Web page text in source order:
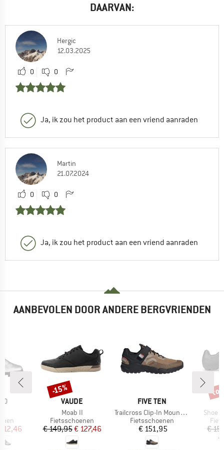
DAARVAN:
Hergic
12.03.2025
0 0
Ja, ik zou het product aan een vriend aanraden
Martin
21.07.2024
0 0
Ja, ik zou het product aan een vriend aanraden
AANBEVOLEN DOOR ANDERE BERGVRIENDEN
prijs
MERK
VAUDE
Artikel
Moab II
Productgroep
Fietsschoenen
Prijs
€ 149,95Verlaagde prijs
€ 127,46
Korting
-15%
MERK
FIVE TEN
Artikel
Trailcross Clip-In Mountain Biking Shoes
Productgroep
Fietsschoenen
Prijs
€ 151,95
Artikel
Shoe
€
€
tot